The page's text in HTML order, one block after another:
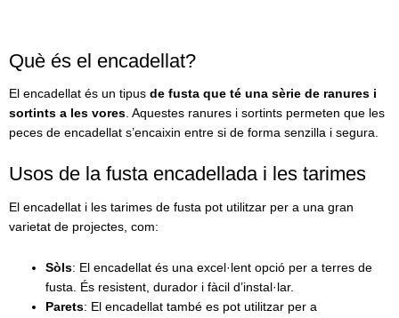
opcions
poden
triar
a
pàgina
producte
Què és el encadellat?
El encadellat és un tipus de fusta que té una sèrie de ranures i
sortints a les vores. Aquestes ranures i sortints permeten que les
peces de encadellat s’encaixin entre si de forma senzilla i segura.
Usos de la fusta encadellada i les tarimes
El encadellat i les tarimes de fusta pot utilitzar per a una gran
varietat de projectes, com:
Sòls: El encadellat és una excel·lent opció per a terres de
fusta. És resistent, durador i fàcil d’instal·lar.
Parets: El encadellat també es pot utilitzar per a